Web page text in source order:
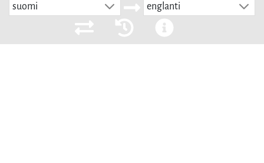
suomi englanti